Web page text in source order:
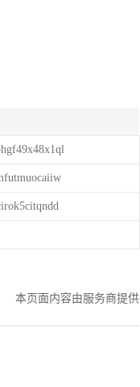
本页面内容由服务商提供